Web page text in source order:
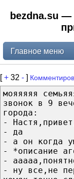
bezdna.su
Главное меню
[+ 32 - ]
мояяяяя
звонок в 9
города:
-
- да
- а он когда
- *описание
-
- ну все,не